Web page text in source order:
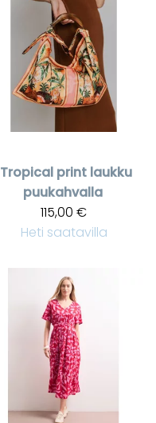
Tropical print laukku
puukahvalla
115,00 €
Heti saatavilla